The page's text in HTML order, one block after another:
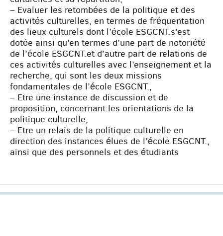
– Evaluer les retombées de la politique et des
activités culturelles, en termes de fréquentation
des lieux culturels dont l’école ESGCNT.s’est
dotée ainsi qu’en termes d’une part de notoriété
de l’école ESGCNT.et d’autre part de relations de
ces activités culturelles avec l’enseignement et la
recherche, qui sont les deux missions
fondamentales de l’école ESGCNT.,
– Etre une instance de discussion et de
proposition, concernant les orientations de la
politique culturelle,
– Etre un relais de la politique culturelle en
direction des instances élues de l’école ESGCNT.,
ainsi que des personnels et des étudiants